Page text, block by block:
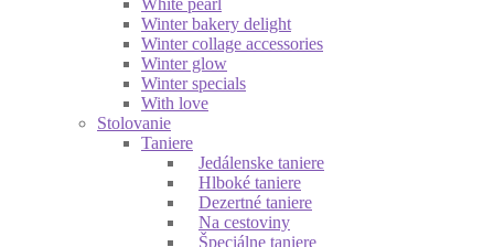
Winter bakery delight
Winter collage accessories
Winter glow
Winter specials
With love
Stolovanie
Taniere
Jedálenske taniere
Hlboké taniere
Dezertné taniere
Na cestoviny
Špeciálne taniere